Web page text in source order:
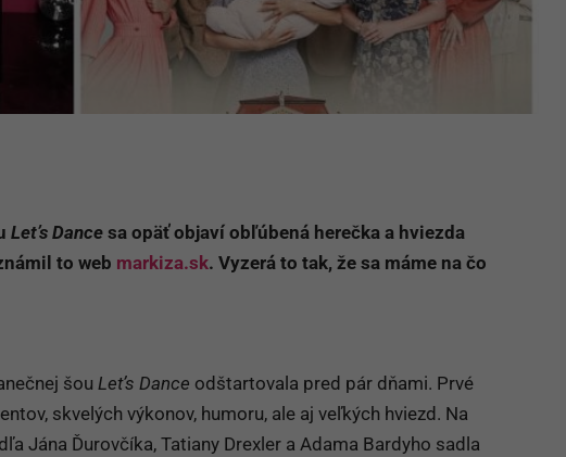
Let’s Dance sa opäť objaví obľúbená herečka a hviezda
to web markiza.sk. Vyzerá to tak, že sa máme na čo
šou Let’s Dance odštartovala pred pár dňami. Prvé
skvelých výkonov, humoru, ale aj veľkých hviezd. Na
Jána Ďurovčíka, Tatiany Drexler a Adama Bardyho sadla